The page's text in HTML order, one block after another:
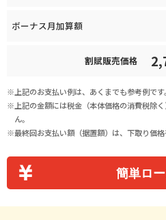
ボーナス月加算額
割賦販売価格
上記のお支払い例は、あくまでも参考例です。
上記の金額には税金（本体価格の消費税除
ん。
最終回お支払い額（据置額）は、下取り価
簡単ロ